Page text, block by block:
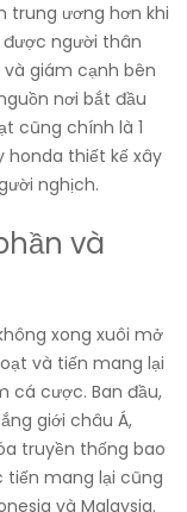
trung ương hơn khi
người thân
giám cạnh bên
nơi bắt đầu
cũng chính là 1
honda thiết kế xây
nghịch.
và
xong xuôi mở
và tiến mang lại
cá cược. Ban đầu,
giới châu Á,
truyền thống bao
mang lại cũng
và Malaysia.